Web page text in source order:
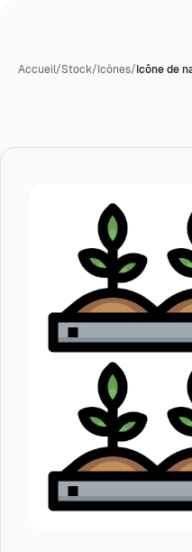
Accueil/Stock/Icônes/Icône de